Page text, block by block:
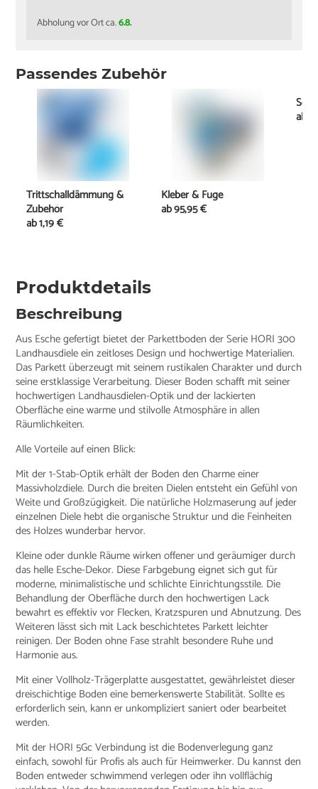
Abholung vor Ort ca.6.8.
Produktdetails
Beschreibung
Aus Esche gefertigt bietet der Parkettboden der Serie HORI 300
Landhausdiele ein zeitloses Design und hochwertige Materialien.
Das Parkett überzeugt mit seinem rustikalen Charakter und durch
seine erstklassige Verarbeitung. Dieser Boden schafft mit seiner
hochwertigen Landhausdielen-Optik und der lackierten
Oberfläche eine warme und stilvolle Atmosphäre in allen
Räumlichkeiten.
Alle Vorteile auf einen Blick:
Mit der 1-Stab-Optik erhält der Boden den Charme einer
Massivholzdiele. Durch die breiten Dielen entsteht ein Gefühl von
Weite und Großzügigkeit. Die natürliche Holzmaserung auf jeder
einzelnen Diele hebt die organische Struktur und die Feinheiten
des Holzes wunderbar hervor.
Kleine oder dunkle Räume wirken offener und geräumiger durch
das helle Esche-Dekor. Diese Farbgebung eignet sich gut für
moderne, minimalistische und schlichte Einrichtungsstile. Die
Behandlung der Oberfläche durch den hochwertigen Lack
bewahrt es effektiv vor Flecken, Kratzspuren und Abnutzung. Des
Weiteren lässt sich mit Lack beschichtetes Parkett leichter
reinigen. Der Boden ohne Fase strahlt besondere Ruhe und
Harmonie aus.
Mit einer Vollholz-Trägerplatte ausgestattet, gewährleistet dieser
dreischichtige Boden eine bemerkenswerte Stabilität. Sollte es
erforderlich sein, kann er unkompliziert saniert oder bearbeitet
werden.
Mit der HORI 5Gc Verbindung ist die Bodenverlegung ganz
einfach, sowohl für Profis als auch für Heimwerker. Du kannst den
Boden entweder schwimmend verlegen oder ihn vollflächig
Passendes Zubehör
Trittschalldämmung &
Zubehör
ab1,19 €
Kleber & Fuge
ab95,95 €
ab